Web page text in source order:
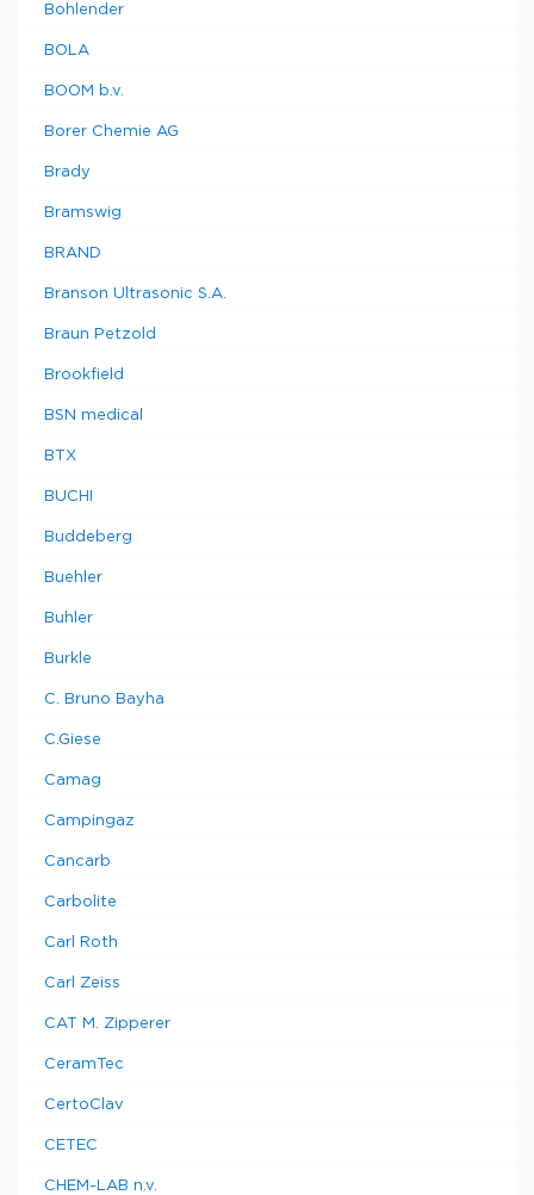
Bohlender
BOLA
BOOM b.v.
Borer Chemie AG
Brady
Bramswig
BRAND
Branson Ultrasonic S.A.
Braun Petzold
Brookfield
BSN medical
BTX
BUCHI
Buddeberg
Buehler
Buhler
Burkle
C. Bruno Bayha
C.Giese
Camag
Campingaz
Cancarb
Carbolite
Carl Roth
Carl Zeiss
CAT M. Zipperer
CeramTec
CertoClav
CETEC
CHEM-LAB n.v.